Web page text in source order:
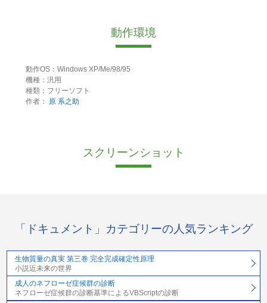
動作環境
動作OS：Windows XP/Me/98/95
機種：汎用
種類：フリーソフト
作者：
原 系之助
スクリーンショット
「ドキュメント」カテゴリーの人気ランキング
生物質量の真実 第三巻 完全完成確定性原理
小説近未来の世界
成人のネフローゼ症候群の診断
ネフローゼ症候群の診断基準によるVBScriptの診断